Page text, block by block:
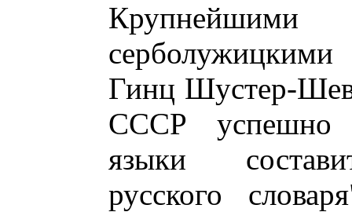
Гинц Шустер-
СССР успешно
языки
русского